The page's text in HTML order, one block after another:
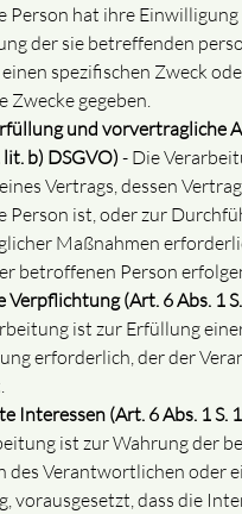
Person hat ihre Einwilligung
der sie betreffenden
spezifischen Zweck
Zwecke gegeben.
und vorvertragliche
lit. b) DSGVO) - Die
Vertrags, dessen
Person ist, oder zur
Maßnahmen
betroffenen Person
Verpflichtung (Art. 6 Abs. 1
ist zur Erfüllung
erforderlich, der der
Interessen (Art. 6 Abs. 1 S.
ist zur Wahrung der
des Verantwortlichen oder
vorausgesetzt, dass die